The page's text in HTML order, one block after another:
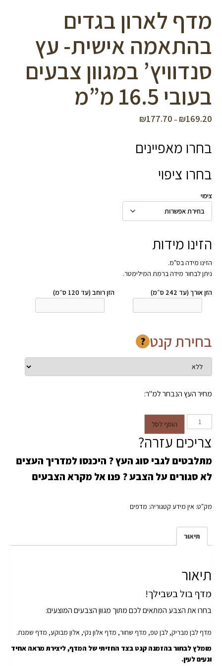
מדף לארון בגדים
בהתאמה אישית- עץ
סנדוויץ’ במגוון צבעים
בעובי 16.5 מ”מ
₪169.20
–
₪177.70
עד
בחרו מאפיינים
בחרו ציפוי
ציפוי
הזינו מידות
הזינו מידה בס"מ.
ניתן לבחור מידה ברמת המילימטר.
הזן אורך (עד 242 ס״מ) הזן רוחב (עד 120 ס״מ)
בחירת קנט ?
מחיר העץ הנבחר למ"ר:
כמות של מדף לארון בגדים בהתאמה
אישית- עץ סנדוויץ' במגוון צבעים
בעובי 16.5 מ"מ
הוסף לסל
צריכים עזרה?
מתלבטים לגבי סוג העץ ? היכנסו למדריך העצים
לא סגורים על הצבע ? פנו אל מקרא הצבעים
מק"ט: אין מידע קטגוריה: מדפים
תיאור
תיאור
מדף בול בשבילך!
בחרו את הצבע המתאים לכם מתוך מגוון הצבעים המוצעים:
מדף לבן מבריק, לבן טפ, מדף שחור, מדף אלון נקי, אלון מבוקע, מדף שמנת.
מומלץ לבחור בהזמנה קנט בצד החזיתי של המדף, ליצירת מראה אחיד
ונעים לעין.